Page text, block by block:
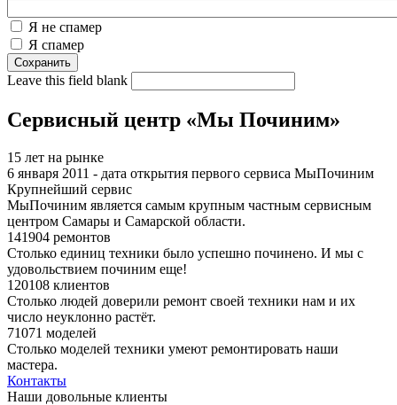
Я не спамер
Я спамер
Leave this field blank
Сервисный центр «Мы Починим»
15 лет на рынке
6 января 2011 - дата открытия первого сервиса МыПочиним
Крупнейший сервис
МыПочиним является самым крупным частным сервисным
центром Самары и Самарской области.
141904 ремонтов
Столько единиц техники было успешно починено. И мы с
удовольствием починим еще!
120108 клиентов
Столько людей доверили ремонт своей техники нам и их
число неуклонно растёт.
71071 моделей
Столько моделей техники умеют ремонтировать наши
мастера.
Контакты
Наши довольные клиенты